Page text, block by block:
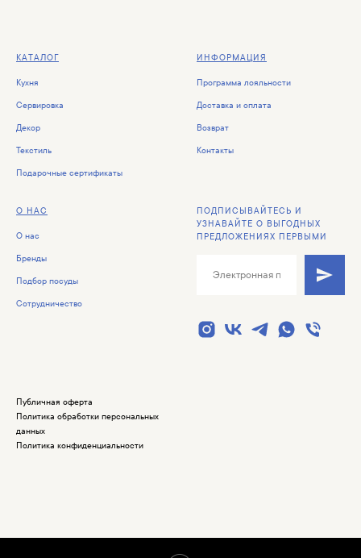
КАТАЛОГ
Кухня
Сервировка
Декор
Текстиль
Подарочные сертификаты
ИНФОРМАЦИЯ
Программа лояльности
Доставка и оплата
Возврат
Контакты
О НАС
О нас
Бренды
Подбор посуды
Сотрудничество
ПОДПИСЫВАЙТЕСЬ И
УЗНАВАЙТЕ О ВЫГОДНЫХ
ПРЕДЛОЖЕНИЯХ ПЕРВЫМИ
Публичная оферта
Политика обработки персональных
данных
Политика конфиденциальности